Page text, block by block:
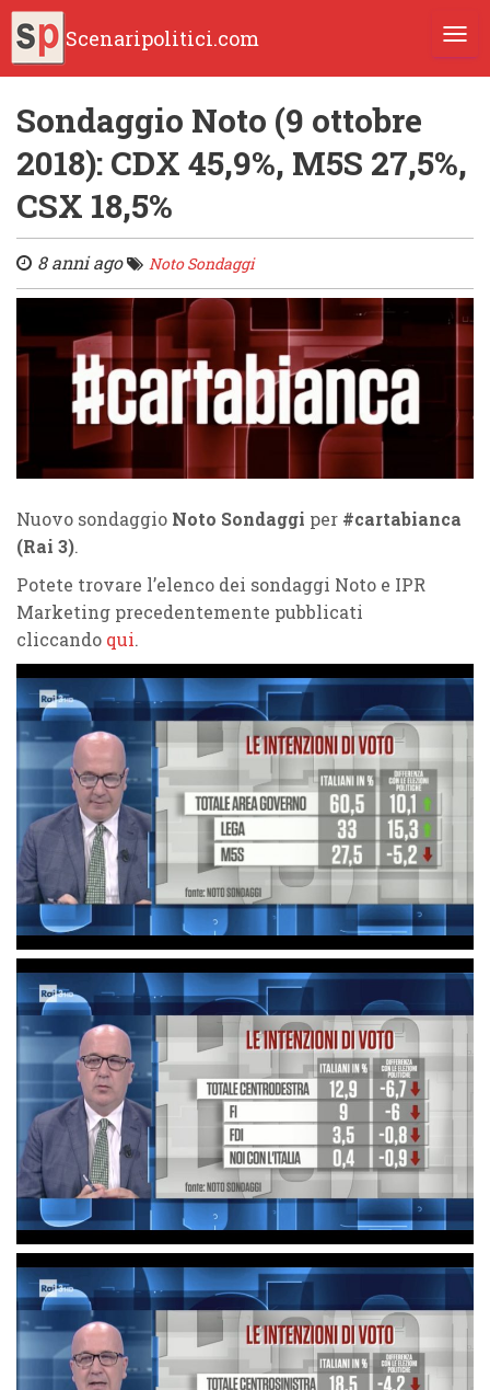
Scenaripolitici.com
Sondaggio Noto (9 ottobre
2018): CDX 45,9%, M5S 27,5%,
CSX 18,5%
8 anni ago Noto Sondaggi
Nuovo sondaggio Noto Sondaggi per #cartabianca
(Rai 3).
Potete trovare l’elenco dei sondaggi Noto e IPR
Marketing precedentemente pubblicati
cliccando qui.